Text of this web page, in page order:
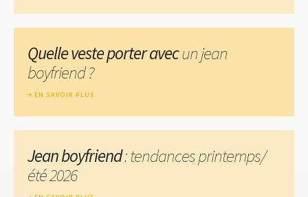
Quelle veste porter avecun jean
boyfriend ?
EN SAVOIR PLUS
Jean boyfriend: tendances printemps/
été 2026